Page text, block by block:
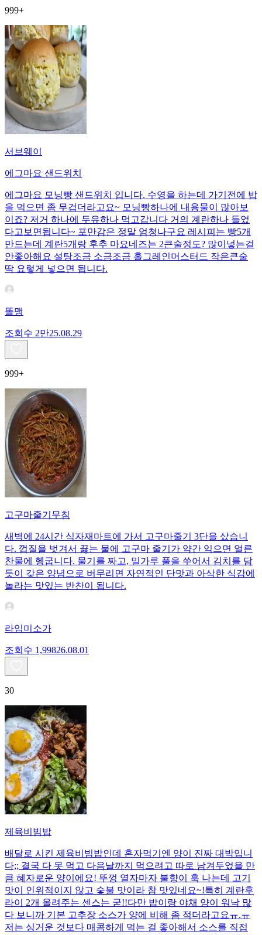
999+
서브웨이
에그마요 샌드위치
에그마요 모닝빵 샌드위치 입니다. 수영을 하는데 가기전에 밥
을 먹으면 좀 무겁더라고요~ 모닝빵하나에 내용물이 많아보
이죠? 저거 하나에 두유하나 먹고갑니다 거의 계란하나 들었
다고보면됩니다~ 포만감은 정말 엄청나구요 레시피는 빵5개
만드는데 계란5개랑 후추 마요네즈는 2큰술정도? 많이넣는걸
안좋아해요 설탕조금 소금조금 홀그레인머스터드 작은큰술
딱 요렇게 넣으면 됩니다.
똘맹
조회수 2만25.08.29
999+
고구마줄기무침
새벽에 24시간 식자재마트에 가서 고구마줄기 3단을 샀습니
다. 껍질을 벗겨서 끓는 물에 고구마 줄기가 약간 익으면 얼른
찬물에 헹굽니다. 물기를 짜고, 밀가루 풀을 쑤어서 김치를 담
듯이 갖은 양념으로 버무리면 자연적인 단맛과 아삭한 식감에
놀라는 맛있는 반찬이 됩니다.
라임미소가
조회수 1,99826.08.01
30
제육비빔밥
배달로 시킨 제육비빔밥인데 혼자먹기엔 양이 진짜 대박입니
다;; 결국 다 못 먹고 다음날까지 먹으려고 따로 남겨두었을 만
큼 혜자로운 양이에요! 뚜껑 열자마자 불향이 훅 나는데 고기
맛이 인위적이지 않고 숯불 맛이라 참 맛있네요~!특히 계란후
라이 2개 올려주는 센스는 굳!! ​다만 밥이랑 야채 양이 워낙 많
다 보니까 기본 고추장 소스가 양에 비해 좀 적더라고요ㅠ.ㅠ
저는 싱거운 것보다 매콤하게 먹는 걸 좋아해서 소스를 직접